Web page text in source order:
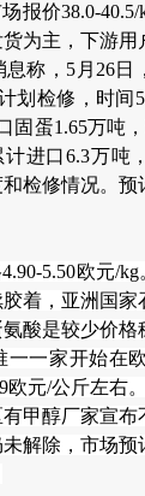
报价38.0-
为主，下游
称，5月26日
划检修，时间
固蛋1.65万吨
计进口6.3万吨
检修情况。预
5.50欧元/
着，亚洲国
酸是较少价
一一家开始在
欧元/公斤左右
甲醇厂家宣布
解除，市场